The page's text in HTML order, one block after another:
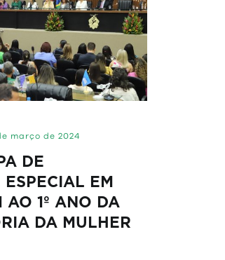
março de 2024
DE
EM
AO 1º ANO DA
DA MULHER